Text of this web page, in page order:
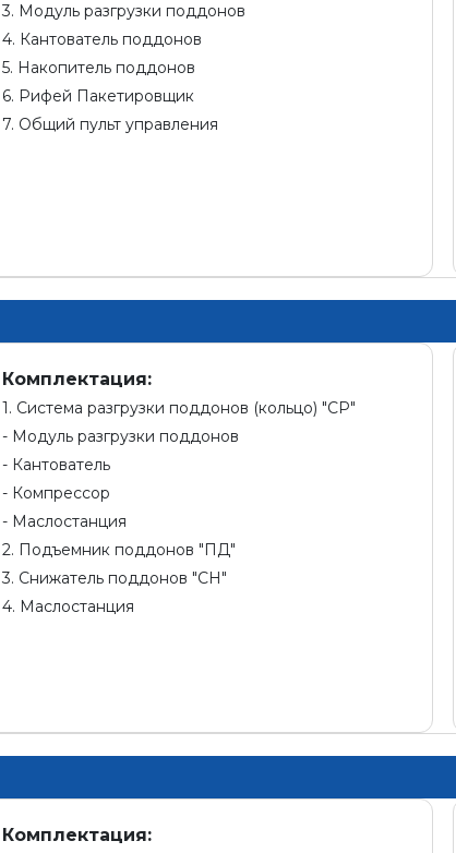
3. Модуль разгрузки поддонов
4. Кантователь поддонов
5. Накопитель поддонов
6. Рифей Пакетировщик
7. Общий пульт управления
Комплектация:
1. Система разгрузки поддонов (кольцо) "СР"
- Модуль разгрузки поддонов
- Кантователь
- Компрессор
- Маслостанция
2. Подъемник поддонов "ПД"
3. Снижатель поддонов "СН"
4. Маслостанция
Комплектация: